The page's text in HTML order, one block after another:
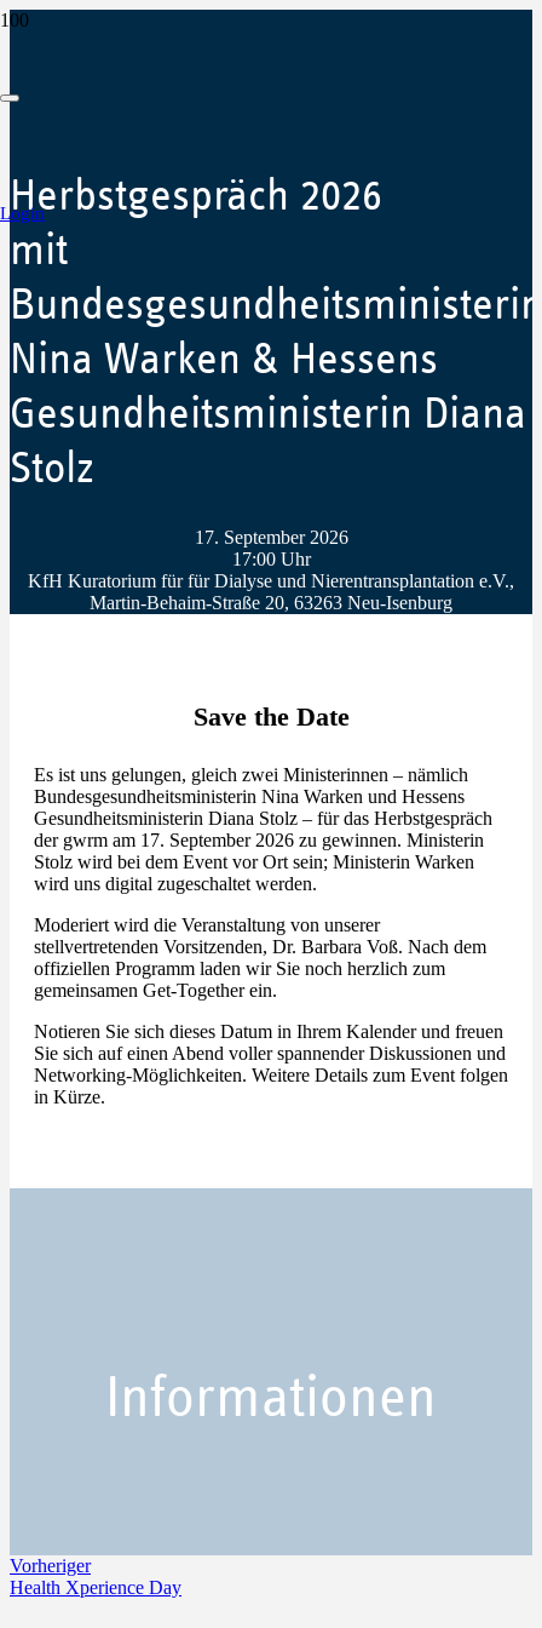
Login
Herbstgespräch 2026
mit
Bundesgesundheitsministerin
Nina Warken & Hessens
Gesundheitsministerin Diana
Stolz
17. September 2026
17:00 Uhr
KfH Kuratorium für für Dialyse und Nierentransplantation e.V.,
Martin-Behaim-Straße 20, 63263 Neu-Isenburg
Save the Date
Es ist uns gelungen, gleich zwei Ministerinnen – nämlich
Bundesgesundheitsministerin Nina Warken und Hessens
Gesundheitsministerin Diana Stolz – für das Herbstgespräch
der gwrm am 17. September 2026 zu gewinnen. Ministerin
Stolz wird bei dem Event vor Ort sein; Ministerin Warken
wird uns digital zugeschaltet werden.
Moderiert wird die Veranstaltung von unserer
stellvertretenden Vorsitzenden, Dr. Barbara Voß. Nach dem
offiziellen Programm laden wir Sie noch herzlich zum
gemeinsamen Get-Together ein.
Notieren Sie sich dieses Datum in Ihrem Kalender und freuen
Sie sich auf einen Abend voller spannender Diskussionen und
Networking-Möglichkeiten. Weitere Details zum Event folgen
in Kürze.
Informationen
Vorheriger
Health Xperience Day